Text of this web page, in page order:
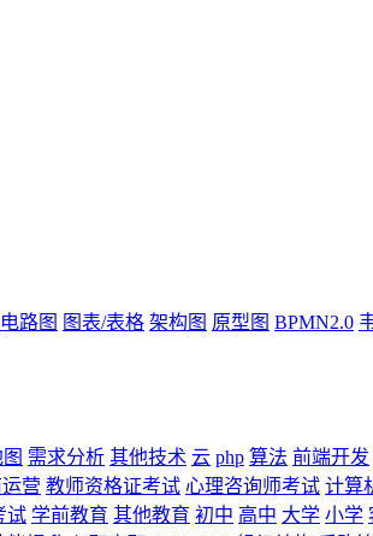
电路图 图表/表格 架构图 原型图 BPMN2.0
需求分析 其他技术 云 php 算法 前端开发
营 教师资格证考试 心理咨询师考试 计算
试 学前教育 其他教育 初中 高中 大学 小学